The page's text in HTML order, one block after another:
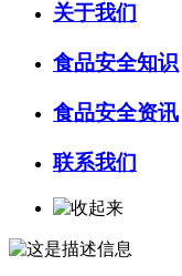
关于我们
食品安全知识
食品安全资讯
联系我们